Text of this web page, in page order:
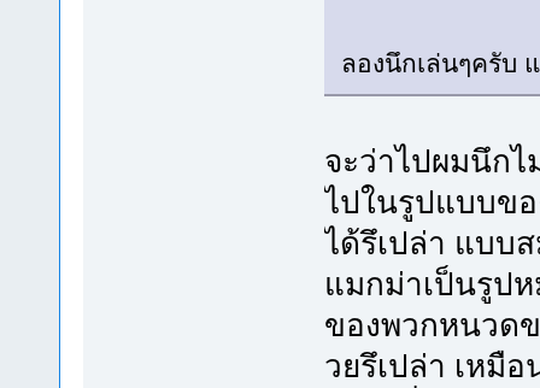
ลองนึกเล่นๆครับ
จะว่าไปผมนึก
ไปในรูปแบบข
ได้รึเปล่า แบบ
แมกม่าเป็นรูป
ของพวกหนวด
วยรึเปล่า เหมื